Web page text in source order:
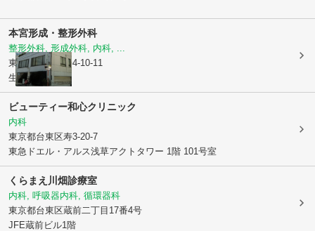
本宮形成・整形外科
整形外科, 形成外科, 内科, ...
東京都台東区寿4-10-11
生井ビル2F
ビューティー和心クリニック
内科
東京都台東区寿3-20-7
東急ドエル・アルス浅草アクトタワー 1階 101号室
くらまえ川畑診療室
内科, 呼吸器内科, 循環器科
東京都台東区蔵前二丁目17番4号
JFE蔵前ビル1階